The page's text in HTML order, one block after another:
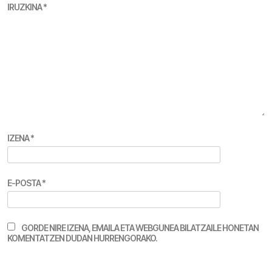
IRUZKINA*
IZENA*
E-POSTA*
GORDE NIRE IZENA, EMAILA ETA WEBGUNEA BILATZAILE HONETAN
KOMENTATZEN DUDAN HURRENGORAKO.